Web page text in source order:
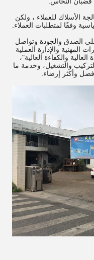
الأسلاك للعملاء ، ولكن
وفقًا لمتطلبات العملاء.
الصدق والجودة وتواصل
المهنية والإدارة العملية
والكفاءة العالية"،
والتشغيل، وخدمة ما
وأكثر إرضاء.